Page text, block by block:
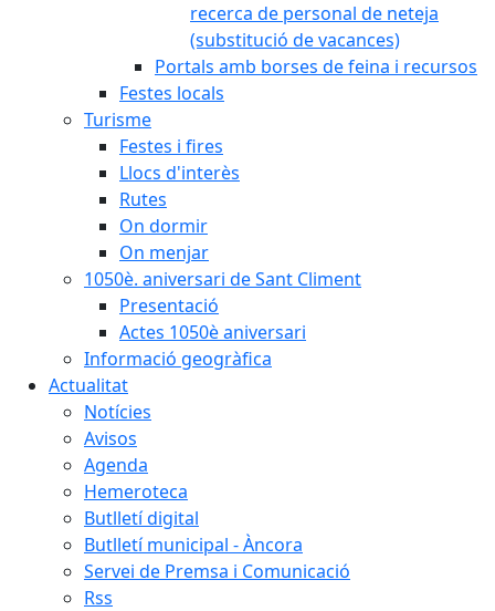
recerca de personal de neteja
(substitució de vacances)
Portals amb borses de feina i recursos
Festes locals
Turisme
Festes i fires
Llocs d'interès
Rutes
On dormir
On menjar
1050è. aniversari de Sant Climent
Presentació
Actes 1050è aniversari
Informació geogràfica
Actualitat
Notícies
Avisos
Agenda
Hemeroteca
Butlletí digital
Butlletí municipal - Àncora
Servei de Premsa i Comunicació
Rss